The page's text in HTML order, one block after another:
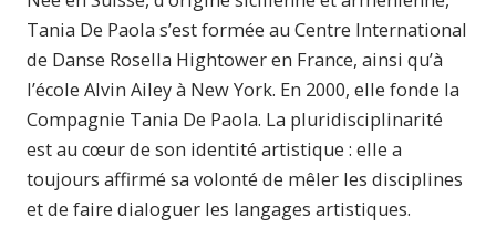
Tania De Paola s’est formée au Centre International
de Danse Rosella Hightower en France, ainsi qu’à
l’école Alvin Ailey à New York. En 2000, elle fonde la
Compagnie Tania De Paola. La pluridisciplinarité
est au cœur de son identité artistique : elle a
toujours affirmé sa volonté de mêler les disciplines
et de faire dialoguer les langages artistiques.